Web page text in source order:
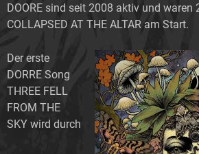
DOORE sind seit 2008 aktiv und waren
COLLAPSED AT THE ALTAR am Start.
Der erste
DORRE Song
THREE FELL
FROM THE
SKY wird durch